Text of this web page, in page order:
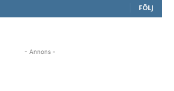
FÖLJ
- Annons -